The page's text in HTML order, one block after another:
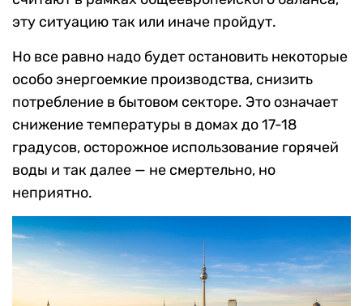
эту ситуацию так или иначе пройдут.
Но все равно надо будет остановить некоторые
особо энергоемкие производства, снизить
потребление в бытовом секторе. Это означает
снижение температуры в домах до 17-18
градусов, осторожное использование горячей
воды и так далее — не смертельно, но
неприятно.